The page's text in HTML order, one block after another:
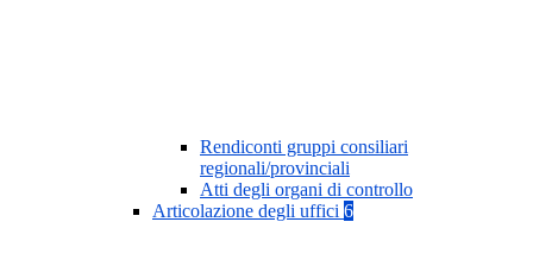
Rendiconti gruppi consiliari
regionali/provinciali
Atti degli organi di controllo
Articolazione degli uffici 6